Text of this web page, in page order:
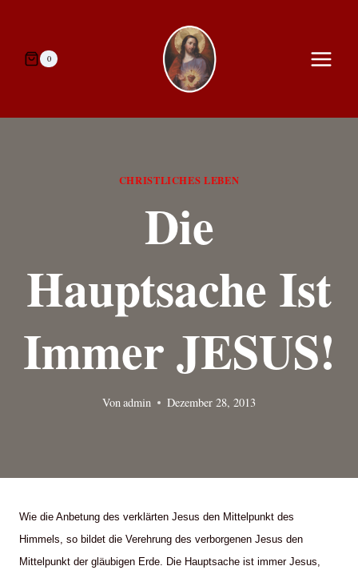
springen0
CHRISTLICHES LEBEN
Die
Hauptsache Ist
Immer JESUS!
Vonadmin Dezember 28, 2013
Wie die Anbetung des verklärten Jesus den Mittelpunkt des
Himmels, so bildet die Verehrung des verborgenen Jesus den
Mittelpunkt der gläubigen Erde. Die Hauptsache ist immer Jesus,